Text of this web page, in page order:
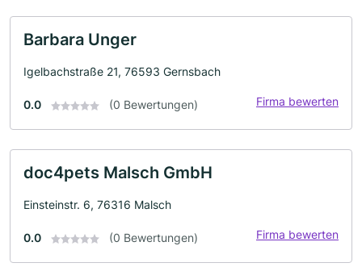
Barbara Unger
Igelbachstraße 21, 76593 Gernsbach
0.0 (0 Bewertungen) Firma bewerten
doc4pets Malsch GmbH
Einsteinstr. 6, 76316 Malsch
0.0 (0 Bewertungen) Firma bewerten